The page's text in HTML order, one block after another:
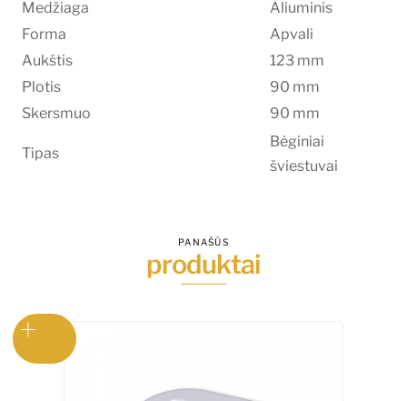
Medžiaga
Aliuminis
Forma
Apvali
Aukštis
123 mm
Plotis
90 mm
Skersmuo
90 mm
Tipas
Bėginiai
šviestuvai
PANAŠŪS
produktai